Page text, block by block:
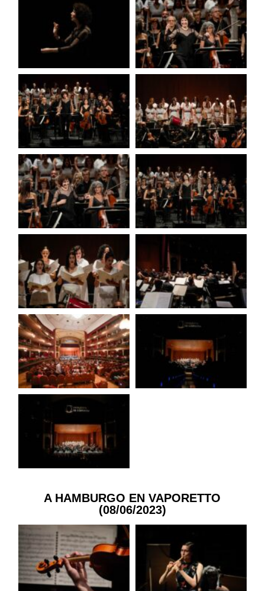
A HAMBURGO EN VAPORETTO
(08/06/2023)